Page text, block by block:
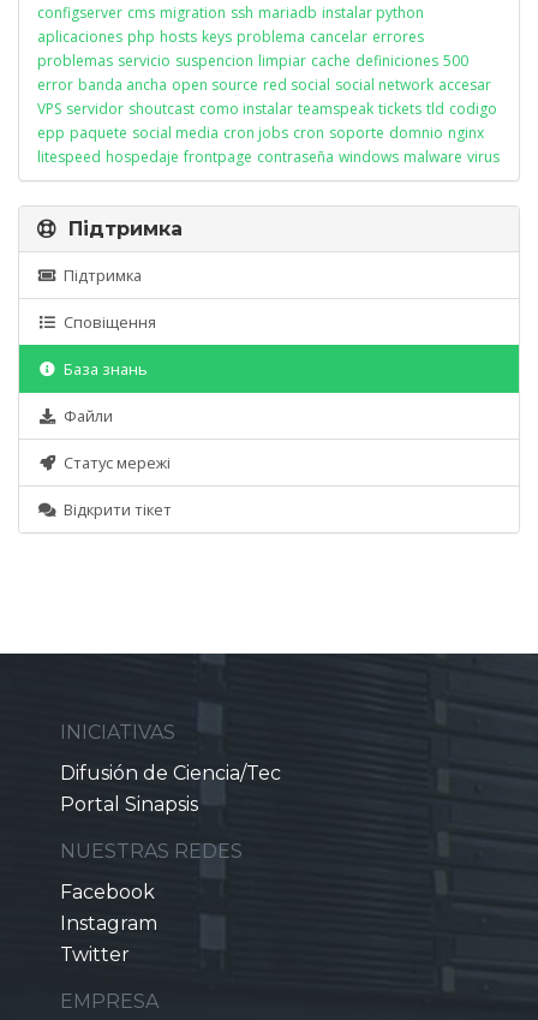
configserver cms migration ssh mariadb instalar python
aplicaciones php hosts keys problema cancelar errores
problemas servicio suspencion limpiar cache definiciones 500
error banda ancha open source red social social network accesar
VPS servidor shoutcast como instalar teamspeak tickets tld codigo
epp paquete social media cron jobs cron soporte domnio nginx
litespeed hospedaje frontpage contraseña windows malware virus
Підтримка
Підтримка
Сповіщення
База знань
Файли
Статус мережі
Відкрити тікет
INICIATIVAS
Difusión de Ciencia/Tec
Portal Sinapsis
NUESTRAS REDES
Facebook
Instagram
Twitter
EMPRESA